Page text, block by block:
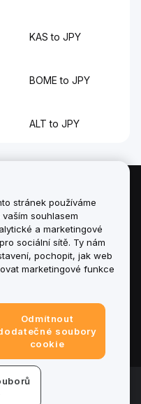
KAS to JPY
BOME to JPY
ALT to JPY
stránek používáme
souhlasem
a marketingové
sociální sítě. Ty nám
pochopit, jak web
marketingové funkce
Odmítnout
soubory
cookie